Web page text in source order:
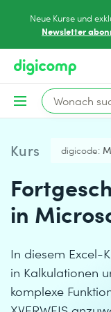
Neue Kurse und
Newsletter
Kurs digicode:
in
In diesem Excel-
in Kalkulationen
komplexe